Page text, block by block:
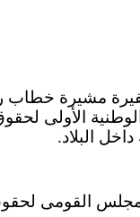
مشيرة خطاب
الأولى
البلاد.
القومى